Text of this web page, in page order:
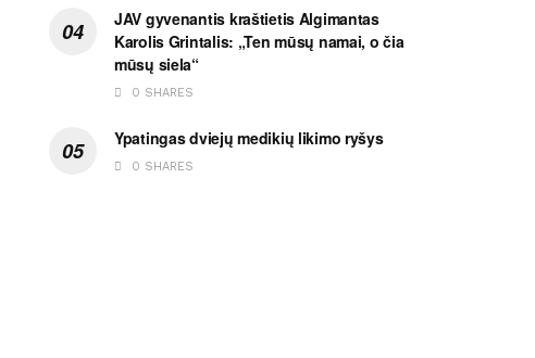
JAV gyvenantis kraštietis Algimantas
Karolis Grintalis: „Ten mūsų namai, o čia
mūsų siela“
0 SHARES
Ypatingas dviejų medikių likimo ryšys
0 SHARES